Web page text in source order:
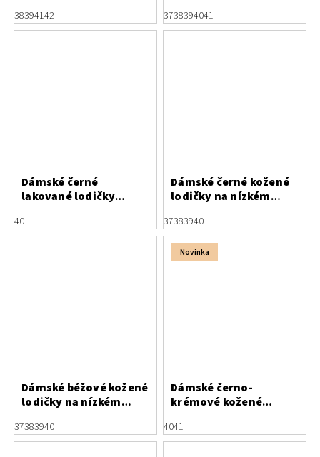
38394142 3738394041
Dámské černé
lakované lodičky
40
Dámské černé kožené
lodičky na nízkém
37383940
Dámské béžové kožené
lodičky na nízkém
37383940
Novinka
Dámské černo-
krémové kožené
4041